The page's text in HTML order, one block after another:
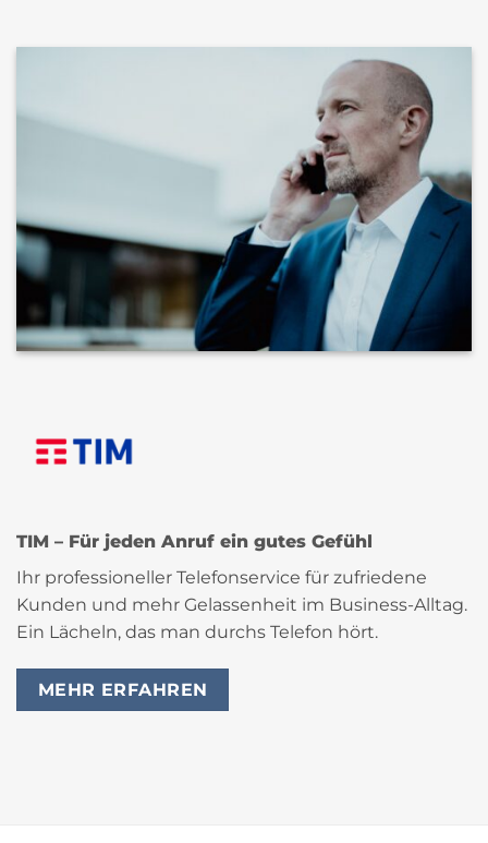
TIM – Für jeden Anruf ein gutes Gefühl
Ihr professioneller Telefonservice für zufriedene
Kunden und mehr Gelassenheit im Business-Alltag.
Ein Lächeln, das man durchs Telefon hört.
MEHR ERFAHREN